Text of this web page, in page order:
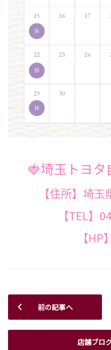
🍓埼玉トヨタ
【住所】埼
【TEL】
【HP】
前の記事へ
店舗ブロ